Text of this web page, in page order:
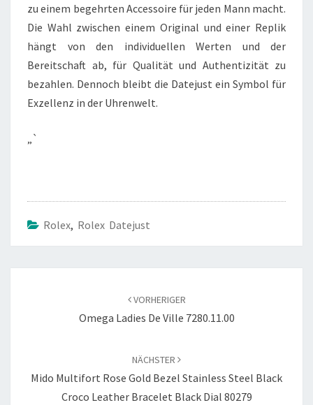
zu einem begehrten Accessoire für jeden Mann macht.
Die Wahl zwischen einem Original und einer Replik
hängt von den individuellen Werten und der
Bereitschaft ab, für Qualität und Authentizität zu
bezahlen. Dennoch bleibt die Datejust ein Symbol für
Exzellenz in der Uhrenwelt.
„`
Rolex, Rolex Datejust
VORHERIGER
Omega Ladies De Ville 7280.11.00
NÄCHSTER
Mido Multifort Rose Gold Bezel Stainless Steel Black
Croco Leather Bracelet Black Dial 80279